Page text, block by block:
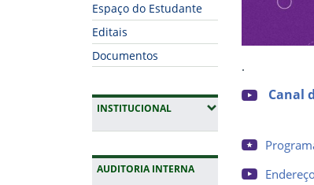
Espaço do Estudante
Editais
Documentos
INSTITUCIONAL(EXPANDIR SUBMENUS)
AUDITORIA INTERNA
.
Canal